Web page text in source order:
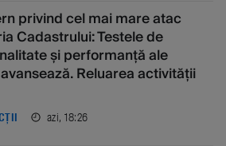
privind cel mai mare atac
Cadastrului: Testele de
și performanță ale
Reluarea activității
azi, 18:26